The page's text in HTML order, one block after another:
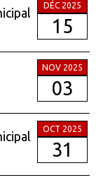
DÉC 2025
15
NOV 2025
03
OCT 2025
31